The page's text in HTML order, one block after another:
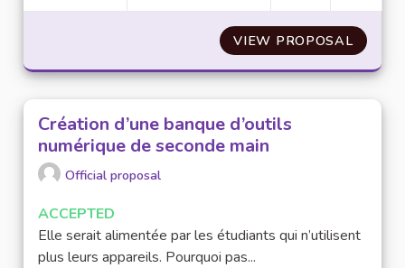
VIEW PROPOSAL
Création d’une banque d’outils
numérique de seconde main
Official proposal
ACCEPTED
Elle serait alimentée par les étudiants qui n’utilisent
plus leurs appareils. Pourquoi pas...